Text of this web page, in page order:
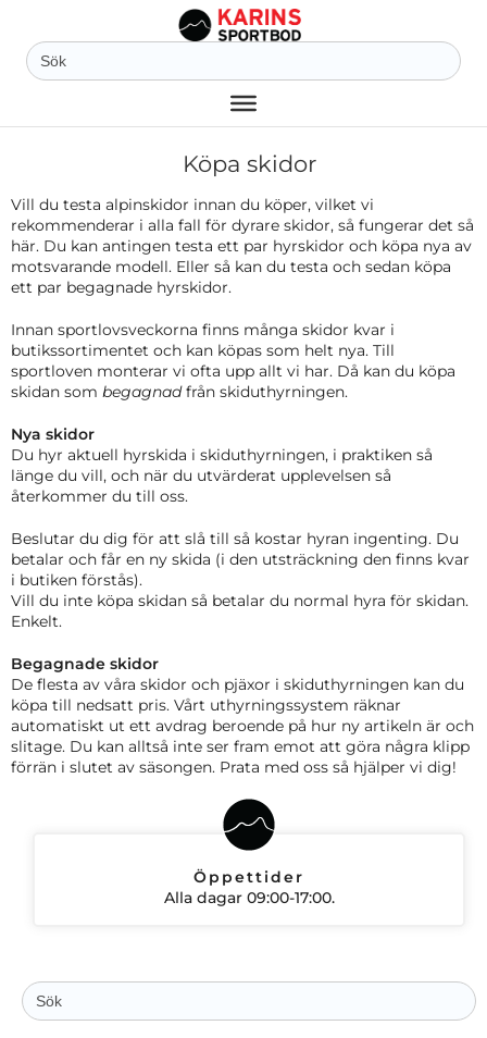
Sök
efter:
Köpa skidor
Vill du testa alpinskidor innan du köper, vilket vi
rekommenderar i alla fall för dyrare skidor, så fungerar det så
här. Du kan antingen testa ett par hyrskidor och köpa nya av
motsvarande modell. Eller så kan du testa och sedan köpa
ett par begagnade hyrskidor.
Innan sportlovsveckorna finns många skidor kvar i
butikssortimentet och kan köpas som helt nya. Till
sportloven monterar vi ofta upp allt vi har. Då kan du köpa
skidan som begagnadfrån skiduthyrningen.
Nya skidor
Du hyr aktuell hyrskida i skiduthyrningen, i praktiken så
länge du vill, och när du utvärderat upplevelsen så
återkommer du till oss.
Beslutar du dig för att slå till så kostar hyran ingenting. Du
betalar och får en ny skida (i den utsträckning den finns kvar
i butiken förstås).
Vill du inte köpa skidan så betalar du normal hyra för skidan.
Enkelt.
Begagnade skidor
De flesta av våra skidor och pjäxor i skiduthyrningen kan du
köpa till nedsatt pris. Vårt uthyrningssystem räknar
automatiskt ut ett avdrag beroende på hur ny artikeln är och
slitage. Du kan alltså inte ser fram emot att göra några klipp
förrän i slutet av säsongen. Prata med oss så hjälper vi dig!
Öppettider
Alla dagar 09:00-17:00.
Sök
efter: